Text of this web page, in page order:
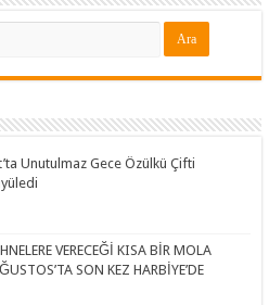
Unutulmaz Gece Özülkü Çifti
VERECEĞİ KISA BİR MOLA
SON KEZ HARBİYE’DE